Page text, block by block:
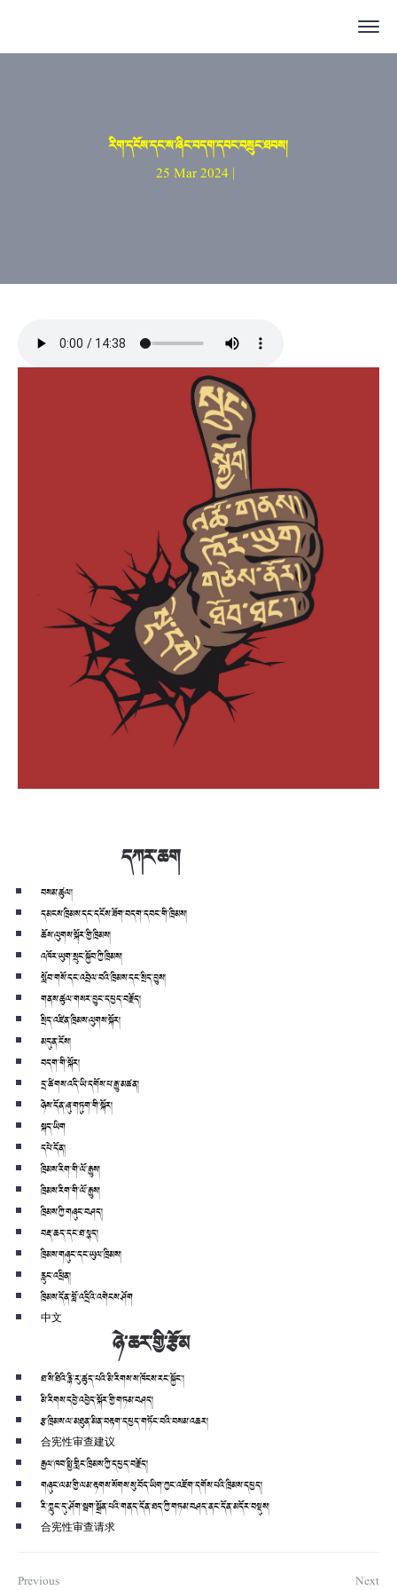
རིག་དངོས་དང་ས་ཞིང་བདག་དབང་བསྲུང་ཐབས།
25 Mar 2024 |
དཀར་ཆག
བསམ་ཚུལ།
དམངས་ཁྲིམས་དང་དངོས་ཟོག་བདག་དབང་གི་ཁྲིམས།
ཆོས་ལུགས་སྐོར་གྱི་ཁྲིམས།
འཁོར་ཡུག་སྲུང་སྐྱོབ་ཀྱི་ཁྲིམས།
སློབ་གསོ་དང་འབྲེལ་བའི་ཁྲིམས་དང་སྲིད་བྱུས།
གནས་ཚུལ་གསར་བྱུང་དཔྱད་བརྗོད།
སྲིད་འཛིན་ཁྲིམས་ལུགས་སྐོར།
མདུན་ངོས།
བདག་གི་སྐོར།
དྲ་ཚིགས་འདི་ཡི་དགོས་པ་རྒྱུ་མཚན།
ཉེས་དོན་ཞུ་གཏུག་གི་སྐོར།
སྐད་ཡིག
དཔེ་དོན།
ཁྲིམས་རིག་གི་ལོ་རྒྱུས།
ཁྲིམས་རིག་གི་ལོ་རྒྱུས།
ཁྲིམས་ཀྱི་གཞུང་བཤད།
བརྡ་ཆད་དང་ཐ་སྙད།
ཁྲིམས་གཞུང་དང་ཡུལ་ཁྲིམས།
རླུང་འཕྲིན།
ཁྲིམས་དོན་བློ་འདྲིའི་འགེངས་ཤོག
中文
ཉེ་ཆར་གྱི་རྩོམ
ཐ་སི་ཐིའི་རྙི་རུ་ཚུད་པའི་མི་རིགས་ས་ཁོངས་རང་སྐྱོང་།
མི་རིགས་དབྱེ་འབྱེད་སྐོར་གྱི་གཏམ་བཤད།
རྩ་ཁྲིམས་ལ་མཐུན་མིན་བརྟག་དཔྱད་གཏོང་བའི་བསམ་འཆར།
合宪性审查建议
རྒྱལ་ཁབ་སྤྱི་གླིང་ཁྲིམས་ཀྱི་དཔྱད་བརྗོད།
གཞུང་ལམ་གྱི་ལམ་རྟགས་སོགས་སུ་བོད་ཡིག་ཀྱང་འཇོག་དགོས་པའི་ཁྲིམས་དཔྱད།
རི་ཀླུང་དུ་ཤོག་སྦག་སྒྲོན་པའི་གནད་དོན་ཐད་ཀྱི་གཏམ་བཤད་ནང་དོན་མདོར་བསྡུས།
合宪性审查请求
Previous Next